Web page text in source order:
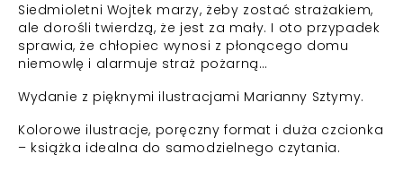
Siedmioletni Wojtek marzy, żeby zostać strażakiem,
ale dorośli twierdzą, że jest za mały. I oto przypadek
sprawia, że chłopiec wynosi z płonącego domu
niemowlę i alarmuje straż pożarną…
Wydanie z pięknymi ilustracjami Marianny Sztymy.
Kolorowe ilustracje, poręczny format i duża czcionka
– książka idealna do samodzielnego czytania.